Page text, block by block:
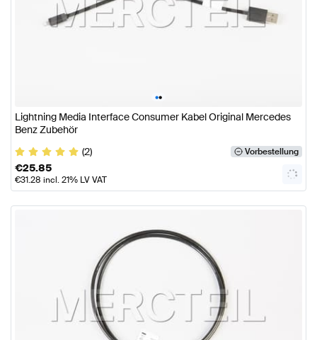
••
Lightning Media Interface Consumer Kabel Original Mercedes
Benz Zubehör
(2)
Vorbestellung
€25.85
€31.28 incl. 21% LV VAT